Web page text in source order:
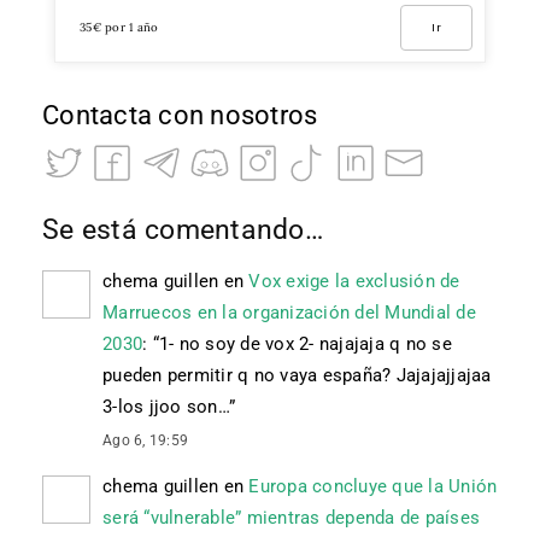
35€ por 1 año Ir
Contacta con nosotros
Se está comentando…
chema guillen enVox exige la exclusión de
Marruecos en la organización del Mundial de
2030: “1- no soy de vox 2- najajaja q no se
pueden permitir q no vaya españa? Jajajajjajaa
3-los jjoo son…”
Ago 6, 19:59
chema guillen en Europa concluye que la Unión
será “vulnerable” mientras dependa de países